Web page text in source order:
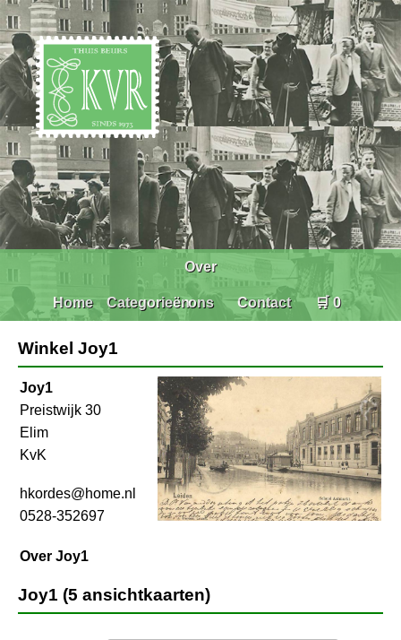
Home Categorieën
Over
ons Contact 🛒 0
Winkel Joy1
Joy1
Preistwijk 30
Elim
KvK
hkordes@home.nl
0528-352697
Over Joy1
Joy1 (5 ansichtkaarten)